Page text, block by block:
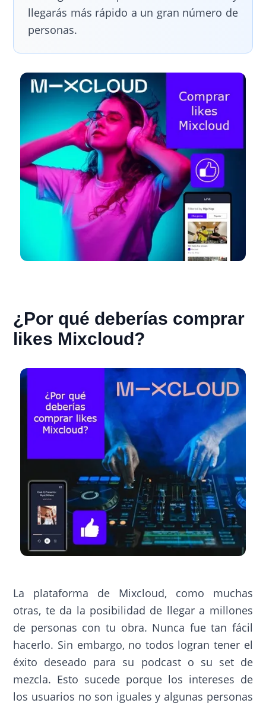
llegarás más rápido a un gran número de
personas.
¿Por qué deberías comprar
likes Mixcloud?
La plataforma de Mixcloud, como muchas
otras, te da la posibilidad de llegar a millones
de personas con tu obra. Nunca fue tan fácil
hacerlo. Sin embargo, no todos logran tener el
éxito deseado para su podcast o su set de
mezcla. Esto sucede porque los intereses de
los usuarios no son iguales y algunas personas